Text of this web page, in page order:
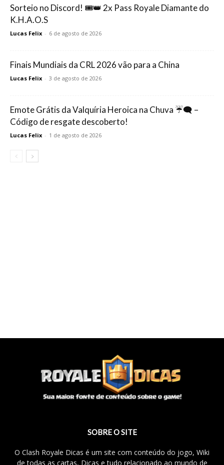
Sorteio no Discord! 🎟️👑 2x Pass Royale Diamante do
K.H.A.O.S
Lucas Felix - 6 de agosto de 2026
Finais Mundiais da CRL 2026 vão para a China
Lucas Felix - 3 de agosto de 2026
Emote Grátis da Valquíria Heroica na Chuva ☔🗨️ –
Código de resgate descoberto!
Lucas Felix - 1 de agosto de 2026
SOBRE O SITE
O Clash Royale Dicas é um site com conteúdo do jogo, Wiki
de todas as cartas, Dicas e tudo relacionado ao mundo de